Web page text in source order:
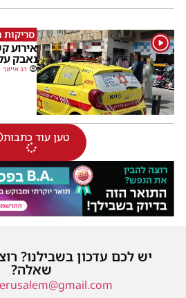
1 סריקות
נאבק
דב אייזנר
טען עוד כתבות
יש לכם עדכון בשבילנו?
שאלה?